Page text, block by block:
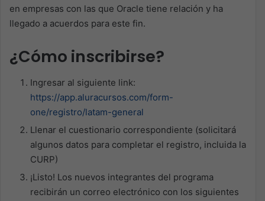
en empresas con las que Oracle tiene relación y ha
llegado a acuerdos para este fin.
¿Cómo inscribirse?
Ingresar al siguiente link:
https://app.aluracursos.com/form-
one/registro/latam-general
Llenar el cuestionario correspondiente (solicitará
algunos datos para completar el registro, incluida la
CURP)
¡Listo! Los nuevos integrantes del programa
recibirán un correo electrónico con los siguientes